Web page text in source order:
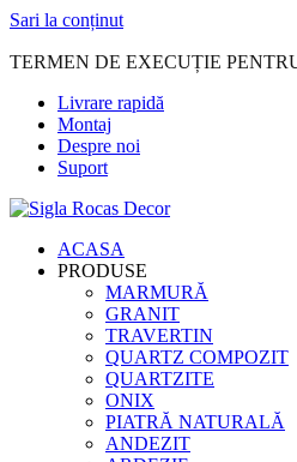
Sari la conținut
TERMEN DE EXECUȚIE
Livrare rapidă
Montaj
Despre noi
Suport
ACASA
PRODUSE
MARMURĂ
GRANIT
TRAVERTIN
QUARTZ COMPOZIT
QUARTZITE
ONIX
PIATRĂ NATURALĂ
ANDEZIT